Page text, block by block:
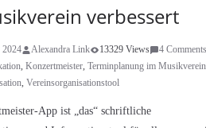
verbessert
2024 Alexandra Link 13329 Views
4 Comments
, Konzertmeister, Terminplanung im Musikverein
, Vereinsorganisationstool
App ist „das“ schriftliche